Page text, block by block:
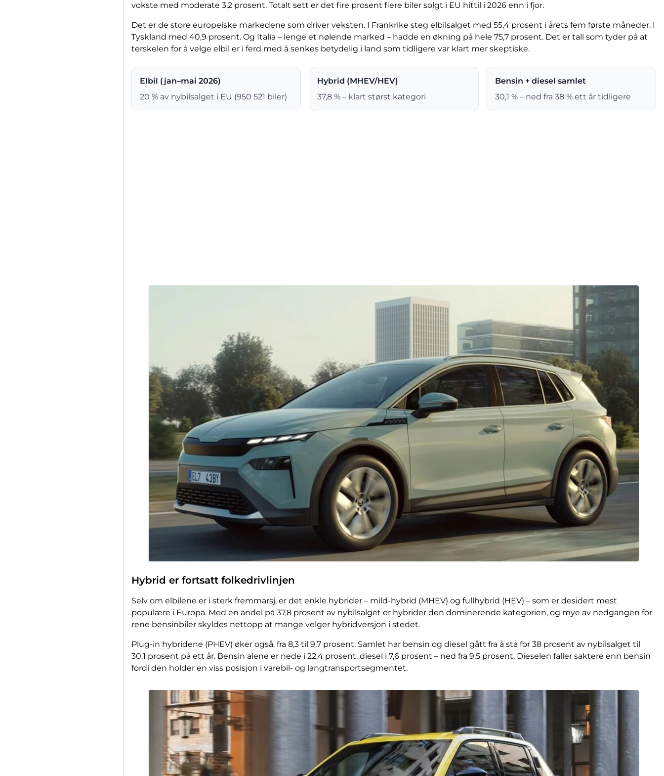
vokste med moderate 3,2 prosent. Totalt sett er det fire prosent flere biler solgt i EU hittil i 2026 enn i fjor.
Det er de store europeiske markedene som driver veksten. I Frankrike steg elbilsalget med 55,4 prosent i årets fem første måneder. I
Tyskland med 40,9 prosent. Og Italia – lenge et nølende marked – hadde en økning på hele 75,7 prosent. Det er tall som tyder på at
terskelen for å velge elbil er i ferd med å senkes betydelig i land som tidligere var klart mer skeptiske.
Elbil (jan–mai 2026)
20 % av nybilsalget i EU (950 521 biler)
Hybrid (MHEV/HEV)
37,8 % – klart størst kategori
Bensin + diesel samlet
30,1 % – ned fra 38 % ett år tidligere
Hybrid er fortsatt folkedrivlinjen
Selv om elbilene er i sterk fremmarsj, er det enkle hybrider – mild-hybrid (MHEV) og fullhybrid (HEV) – som er desidert mest
populære i Europa. Med en andel på 37,8 prosent av nybilsalget er hybrider den dominerende kategorien, og mye av nedgangen for
rene bensinbiler skyldes nettopp at mange velger hybridversjon i stedet.
Plug-in hybridene (PHEV) øker også, fra 8,3 til 9,7 prosent. Samlet har bensin og diesel gått fra å stå for 38 prosent av nybilsalget til
30,1 prosent på ett år. Bensin alene er nede i 22,4 prosent, diesel i 7,6 prosent – ned fra 9,5 prosent. Dieselen faller saktere enn bensin
fordi den holder en viss posisjon i varebil- og langtransportsegmentet.